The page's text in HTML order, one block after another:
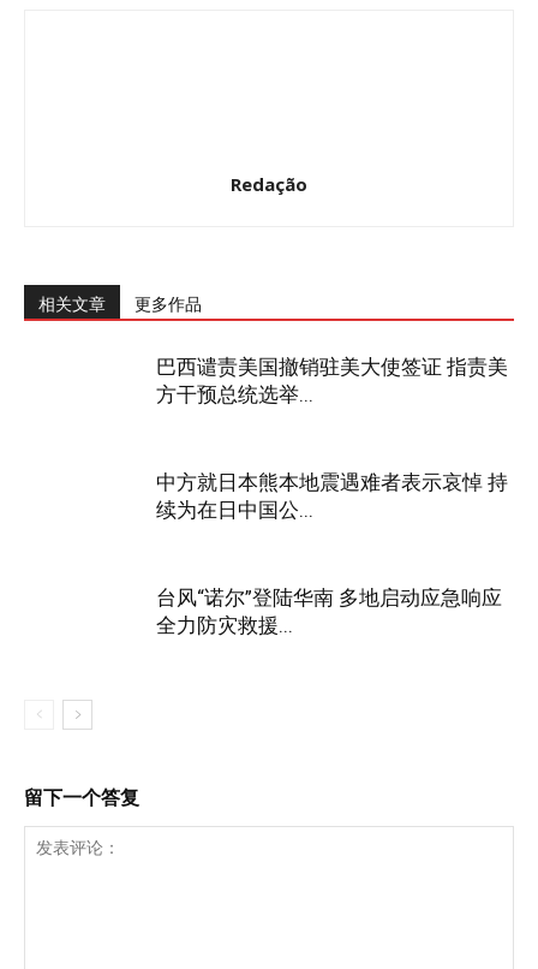
Redação
相关文章 更多作品
巴西谴责美国撤销驻美大使签证 指责美
方干预总统选举...
中方就日本熊本地震遇难者表示哀悼 持
续为在日中国公...
台风“诺尔”登陆华南 多地启动应急响应
全力防灾救援...
留下一个答复